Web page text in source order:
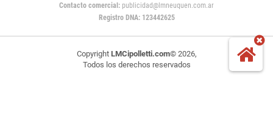
Contacto comercial: publicidad@lmneuquen.com.ar
Registro DNA: 123442625
Copyright LMCipolletti.com© 2026,
Todos los derechos reservados